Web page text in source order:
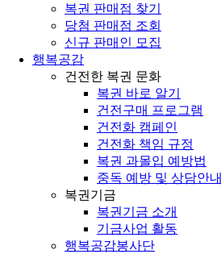
복권 판매점 찾기
당첨 판매점 조회
신규 판매인 모집
행복공감
건전한 복권 문화
복권 바로 알기
건전구매 프로그램
건전화 캠페인
건전화 책임 규정
복권 과몰입 예방법
중독 예방 및 상담안내
복권기금
복권기금 소개
기금사업 활동
행복공감봉사단